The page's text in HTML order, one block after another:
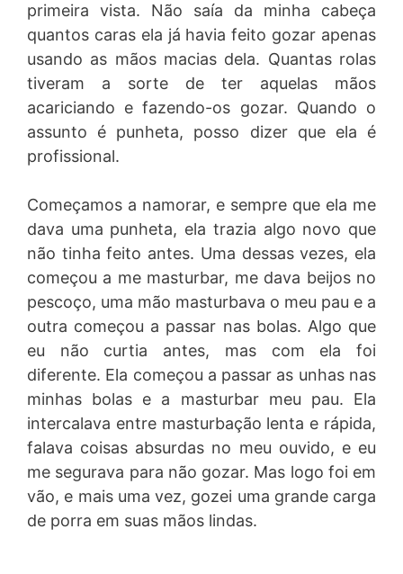
primeira vista. Não saía da minha cabeça
quantos caras ela já havia feito gozar apenas
usando as mãos macias dela. Quantas rolas
tiveram a sorte de ter aquelas mãos
acariciando e fazendo-os gozar. Quando o
assunto é punheta, posso dizer que ela é
profissional.
Começamos a namorar, e sempre que ela me
dava uma punheta, ela trazia algo novo que
não tinha feito antes. Uma dessas vezes, ela
começou a me masturbar, me dava beijos no
pescoço, uma mão masturbava o meu pau e a
outra começou a passar nas bolas. Algo que
eu não curtia antes, mas com ela foi
diferente. Ela começou a passar as unhas nas
minhas bolas e a masturbar meu pau. Ela
intercalava entre masturbação lenta e rápida,
falava coisas absurdas no meu ouvido, e eu
me segurava para não gozar. Mas logo foi em
vão, e mais uma vez, gozei uma grande carga
de porra em suas mãos lindas.